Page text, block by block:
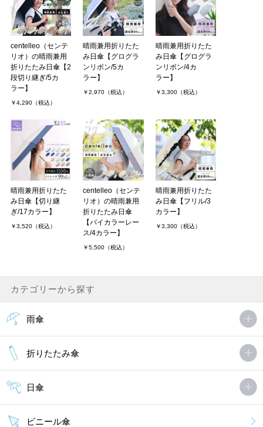
centelleo（センテ
リオ）の晴雨兼用
折りたたみ日傘【2
段切り継ぎ/5カ
ラー】
￥4,290（税込）
晴雨兼用折りたた
み日傘【グログラ
ンリボン/5カ
ラー】
￥2,970（税込）
晴雨兼用折りたた
み日傘【グログラ
ンリボン/4カ
ラー】
￥3,300（税込）
晴雨兼用折りたた
み日傘【切り継
ぎ/17カラー】
￥3,520（税込）
centelleo（センテ
リオ）の晴雨兼用
折りたたみ日傘
【バイカラーレー
ス/4カラー】
￥5,500（税込）
晴雨兼用折りたた
み日傘【フリル/3
カラー】
￥3,300（税込）
カテゴリーから探す
雨傘
折りたたみ傘
日傘
ビニール傘